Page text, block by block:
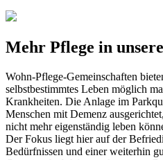
Mehr Pflege in
Wohn-Pflege-Gemeinschaften
selbstbestimmtes Leben möglich
Krankheiten. Die Anlage im
Menschen mit Demenz
nicht mehr eigenständig leben
Der Fokus liegt hier auf der
Bedürfnissen und einer weiterhin